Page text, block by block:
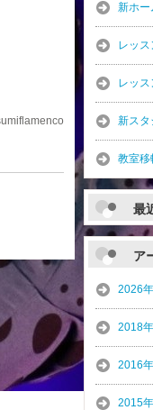
新ホー
レッ
レッ
新スタ
教室移
最
ア
2026
2018
2016
2015